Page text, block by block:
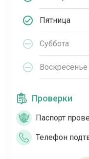
Пятница
Суббота
Воскресенье
Проверки
Паспорт
Телефон